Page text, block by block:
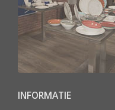
INFORMATIE